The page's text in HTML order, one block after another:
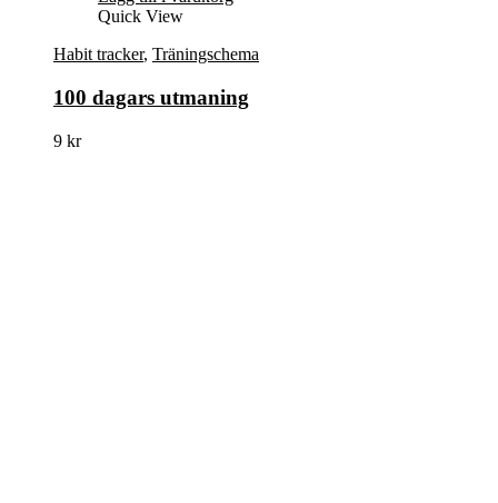
Quick View
Habit tracker, Träningschema
100 dagars utmaning
9 kr